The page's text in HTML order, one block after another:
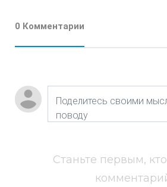
0 Комментарии
Станьте первым,